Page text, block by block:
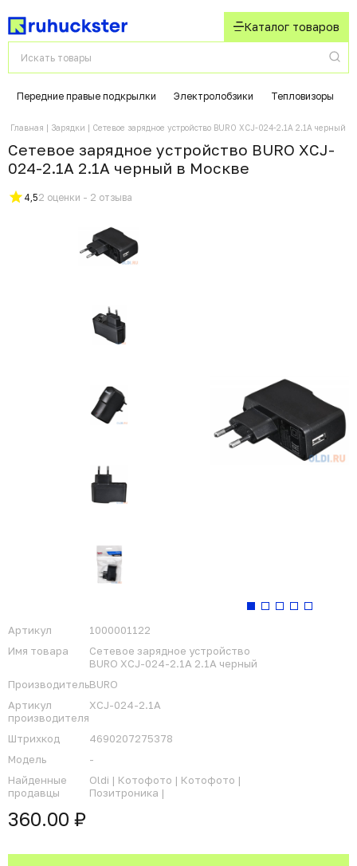
Каталог товаров
Передние правые подкрылки Электролобзики Тепловизоры
Главная Зарядки Сетевое зарядное устройство BURO XCJ-024-2.1A 2.1A черный
Сетевое зарядное устройство BURO XCJ-
024-2.1A 2.1A черный в Москвe
4,52 оценки - 2 отзыва
Артикул
1000001122
Имя товара
Сетевое зарядное устройство
BURO XCJ-024-2.1A 2.1A черный
ПроизводительBURO
Артикул
производителя
XCJ-024-2.1A
Штрихкод
4690207275378
Модель
-
Найденные
продавцы
Oldi | Котофото | Котофото |
Позитроника |
360.00 ₽